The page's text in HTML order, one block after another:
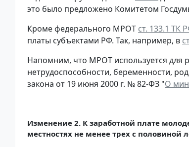
это было предложено Комитетом
Кроме федерального МРОТ ст. 133.1 ТК
платы субъектами РФ. Так, например, в
Напомним, что МРОТ используется для
нетрудоспособности, беременности,
закона от 19 июня 2000 г. № 82-ФЗ "О
Изменение 2. К заработной плате
местностях не менее трех с половиной